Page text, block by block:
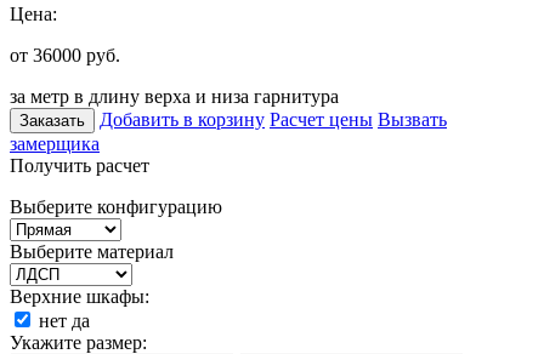
Цена:
от 36000 руб.
за метр в длину верха и низа гарнитура
Заказать Добавить в корзину Расчет цены Вызвать
замерщика
Получить расчет
Выберите конфигурацию
Выберите материал
Верхние шкафы:
нет да
Укажите размер: